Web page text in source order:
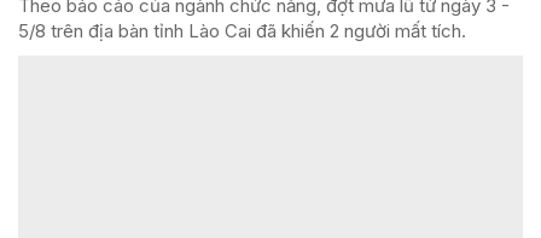
Theo báo cáo của ngành chức năng, đợt mưa lũ từ ngày 3 -
5/8 trên địa bàn tỉnh Lào Cai đã khiến 2 người mất tích.